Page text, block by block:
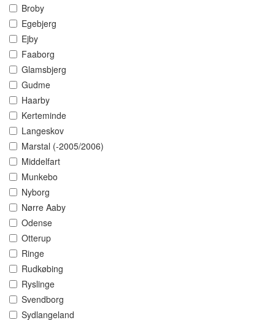
Broby
Egebjerg
Ejby
Faaborg
Glamsbjerg
Gudme
Haarby
Kerteminde
Langeskov
Marstal (-2005/2006)
Middelfart
Munkebo
Nyborg
Nørre Aaby
Odense
Otterup
Ringe
Rudkøbing
Ryslinge
Svendborg
Sydlangeland